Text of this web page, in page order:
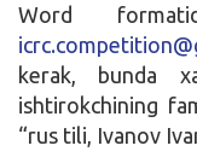
Word
kerak, bunda
ishtirokchining
“rus tili, Ivanov